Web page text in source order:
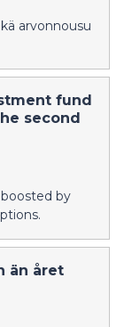
arvonnousu
fund
second
by
än året